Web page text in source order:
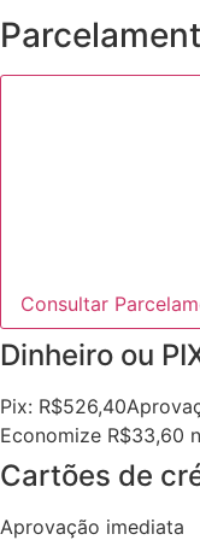
Consultar
Dinheiro ou
Pix: R$526,40
Economize R$33,60
Cartões de
Aprovação imediata